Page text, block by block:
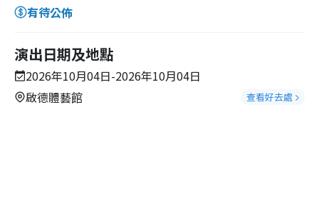
有待公佈
演出日期及地點
2026年10月04日-2026年10月04日
啟德體藝館
查看好去處